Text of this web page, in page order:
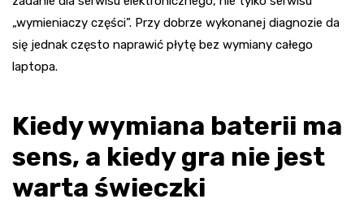
„wymieniaczy części”. Przy dobrze wykonanej diagnozie da
się jednak często naprawić płytę bez wymiany całego
laptopa.
Kiedy wymiana baterii ma
sens, a kiedy gra nie jest
warta świeczki